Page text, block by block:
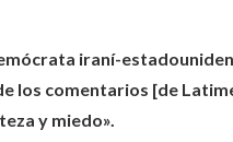
iraní-
los comentarios [de
y miedo».